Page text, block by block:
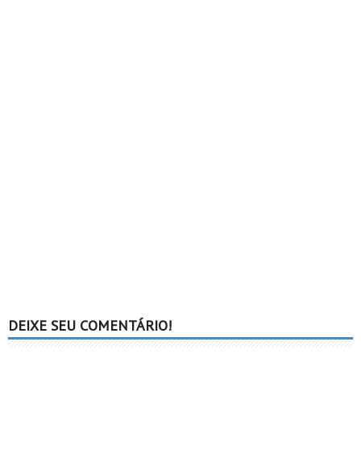
DEIXE SEU COMENTÁRIO!